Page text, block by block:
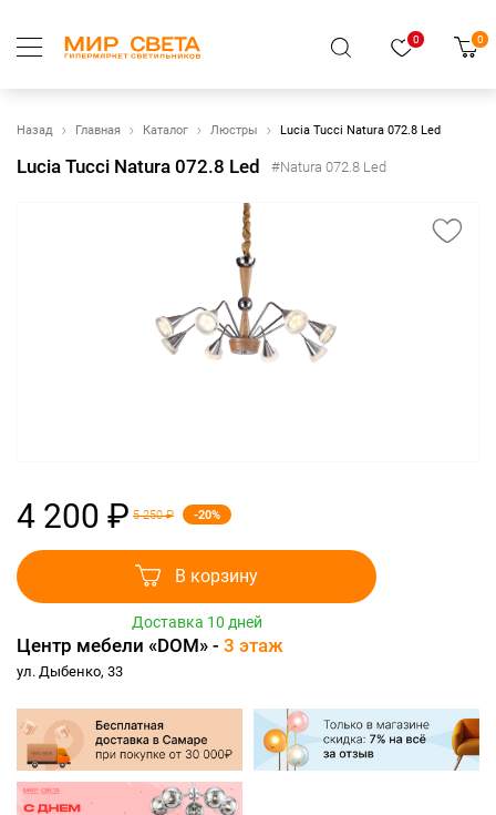
0 0
Назад Главная Каталог Люстры Lucia Tucci Natura 072.8 Led
Lucia Tucci Natura 072.8 Led #Natura 072.8 Led
4 200 ₽ 5 250 ₽ -20%
В корзину
Доставка 10 дней
Центр мебели «DOM» - 3 этаж
ул. Дыбенко, 33